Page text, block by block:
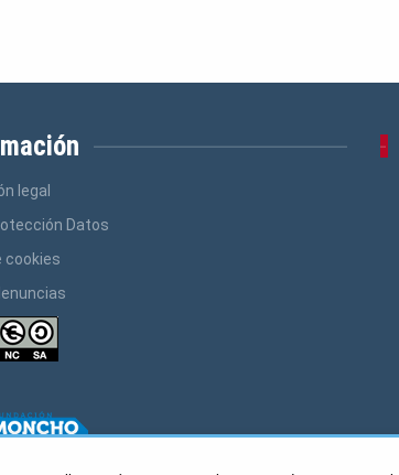
legal
Datos
cookies